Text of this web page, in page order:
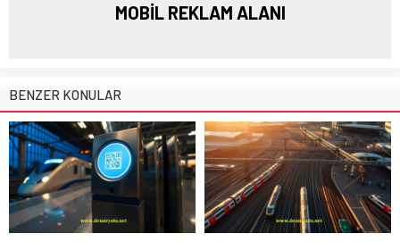
MOBİL REKLAM ALANI
BENZER KONULAR